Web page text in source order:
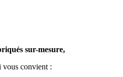
sur-mesure,
vous convient :